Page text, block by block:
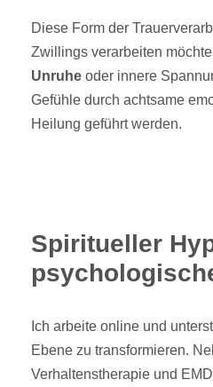
Diese Form der
Zwillings verarbeiten
Unruhe oder innere
Gefühle durch achtsame
Heilung geführt werden.
Spiritueller
Ich arbeite online und
Ebene zu transformieren.
Verhaltenstherapie und